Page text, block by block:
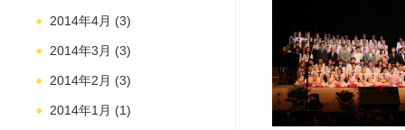
2014年4月 (3)
2014年3月 (3)
2014年2月 (3)
2014年1月 (1)